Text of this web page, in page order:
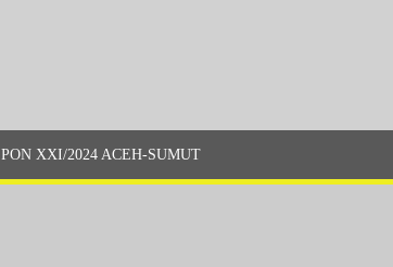
PON XXI/2024 ACEH-SUMUT